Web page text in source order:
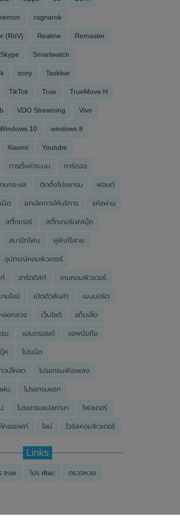
ragnarok
(RoV) Realme Remaster
Skype Smartwatch
sony Taskbar
TikTok True TrueMove H
VDO Streaming Vivo
Windows 10 windows 8
Xiaomi Youtube
การตั้งค่าระบบ การ์ดจอ
มกระแส ติดตั้งโปรแกรม ฟอนต์
น็ต ยกเลิกการให้บริการ รหัสผ่าน
สติ๊กเกอร์ สติ๊กเกอร์เฟสบุ๊ค
สมาร์ทโฟน หูฟังไร้สาย
อุปกรณ์คอมพิวเตอร์
ฮาร์ดดิสก์ เกมคอมพิวเตอร์
เกมไลน์ เปิดตัวสินค้า เมนบอร์ด
ลอกลวง เว็บไซต์ แท็บเล็ต
รม แอนดรอยด์ แอพมือถือ
ค โปรเน็ต
วน์โหลด โปรแกรมฟังเพลง
ผ่น โปรแกรมแชท
โปรแกรมแปลภาษา โฟลเดอร์
โครซอฟท์ ไลน์ ไวรัสคอมพิวเตอร์
Links
true โปร dtac ตรวจหวย